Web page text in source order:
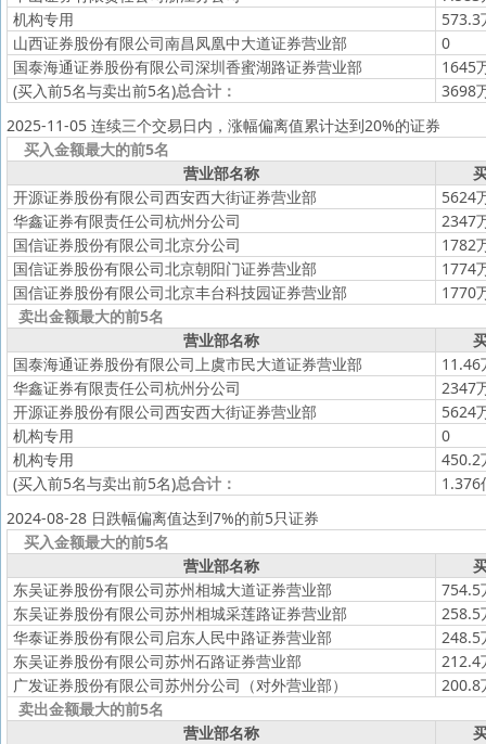
机构专用
573.3
山西证券股份有限公司南昌凤凰中大道证券营业部
0
国泰海通证券股份有限公司深圳香蜜湖路证券营业部
1645
(买入前5名与卖出前5名)总合计：
3698
2025-11-05 连续三个交易日内，涨幅偏离值累计达到20%的证券
买入金额最大的前5名
营业部名称
开源证券股份有限公司西安西大街证券营业部
5624
华鑫证券有限责任公司杭州分公司
2347
国信证券股份有限公司北京分公司
1782
国信证券股份有限公司北京朝阳门证券营业部
1774
国信证券股份有限公司北京丰台科技园证券营业部
1770
卖出金额最大的前5名
营业部名称
国泰海通证券股份有限公司上虞市民大道证券营业部
11.46
华鑫证券有限责任公司杭州分公司
2347
开源证券股份有限公司西安西大街证券营业部
5624
机构专用
0
机构专用
450.2
(买入前5名与卖出前5名)总合计：
1.376
2024-08-28 日跌幅偏离值达到7%的前5只证券
买入金额最大的前5名
营业部名称
东吴证券股份有限公司苏州相城大道证券营业部
754.5
东吴证券股份有限公司苏州相城采莲路证券营业部
258.5
华泰证券股份有限公司启东人民中路证券营业部
248.5
东吴证券股份有限公司苏州石路证券营业部
212.4
广发证券股份有限公司苏州分公司（对外营业部）
200.8
卖出金额最大的前5名
营业部名称